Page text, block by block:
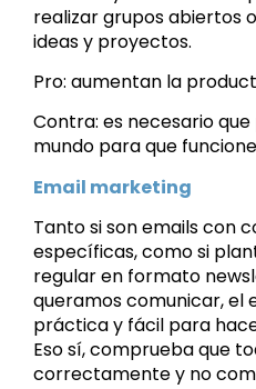
realizar grupos abiertos
ideas y proyectos.
Pro: aumentan la
Contra: es necesario
mundo para que
Email marketing
Tanto si son emails con
específicas, como si
regular en formato
queramos comunicar, el
práctica y fácil para
Eso sí, comprueba que
correctamente y no